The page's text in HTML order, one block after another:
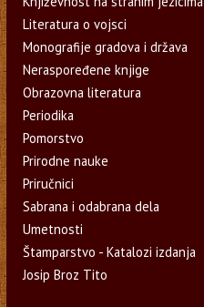
Literatura o vojsci
Monografije gradova i država
Neraspoređene knjige
Obrazovna literatura
Periodika
Pomorstvo
Prirodne nauke
Priručnici
Sabrana i odabrana dela
Umetnosti
Štamparstvo - Katalozi izdanja
Josip Broz Tito